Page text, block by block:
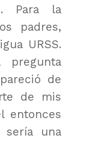
Para la
padres,
URSS.
pregunta
de
de mis
entonces
sería una